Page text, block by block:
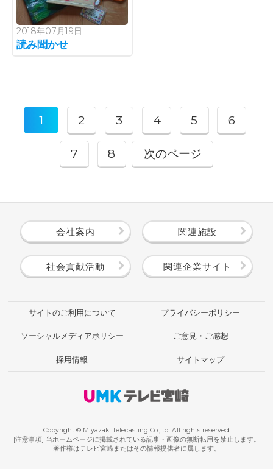
2018年07月19日
読み聞かせ
1 2 3 4 5 6
7 8 次のページ
会社案内 関連施設
社会貢献活動 関連企業サイト
サイトのご利用について プライバシーポリシー
ソーシャルメディアポリシー ご意見・ご感想
採用情報 サイトマップ
Copyright © Miyazaki Telecasting Co.,ltd. All rights reserved.
[注意事項] 当ホームページに掲載されている記事・画像の無断転用を禁止します。
著作権はテレビ宮崎またはその情報提供者に属します。